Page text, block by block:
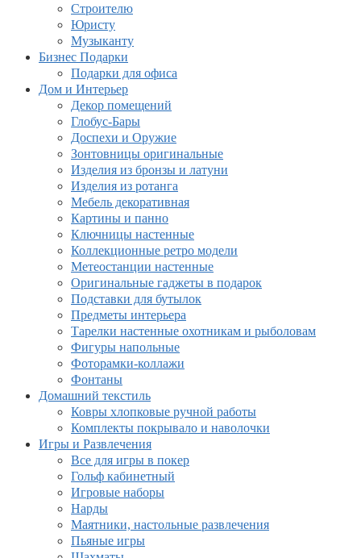
Строителю
Юристу
Музыканту
Бизнес Подарки
Подарки для офиса
Дом и Интерьер
Декор помещений
Глобус-Бары
Доспехи и Оружие
Зонтовницы оригинальные
Изделия из бронзы и латуни
Изделия из ротанга
Мебель декоративная
Картины и панно
Ключницы настенные
Коллекционные ретро модели
Метеостанции настенные
Оригинальные гаджеты в подарок
Подставки для бутылок
Предметы интерьера
Тарелки настенные охотникам и рыболовам
Фигуры напольные
Фоторамки-коллажи
Фонтаны
Домашний текстиль
Ковры хлопковые ручной работы
Комплекты покрывало и наволочки
Игры и Развлечения
Все для игры в покер
Гольф кабинетный
Игровые наборы
Нарды
Маятники, настольные развлечения
Пьяные игры